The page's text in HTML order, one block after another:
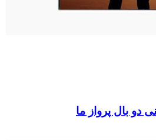
دو بال پرواز ما